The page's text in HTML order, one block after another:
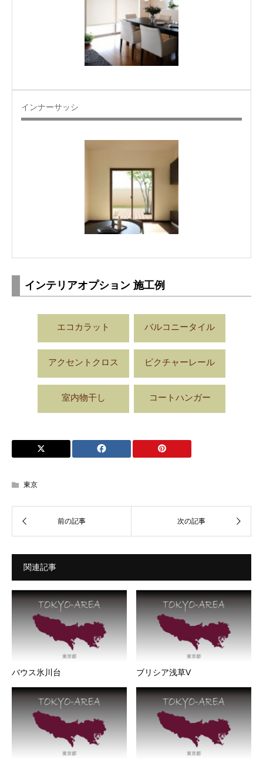
インナーサッシ
インテリアオプション 施工例
エコカラット バルコニータイル
アクセントクロス ピクチャーレール
室内物干し コートハンガー
東京
関連記事
バウス氷川台 ブリシア浅草V